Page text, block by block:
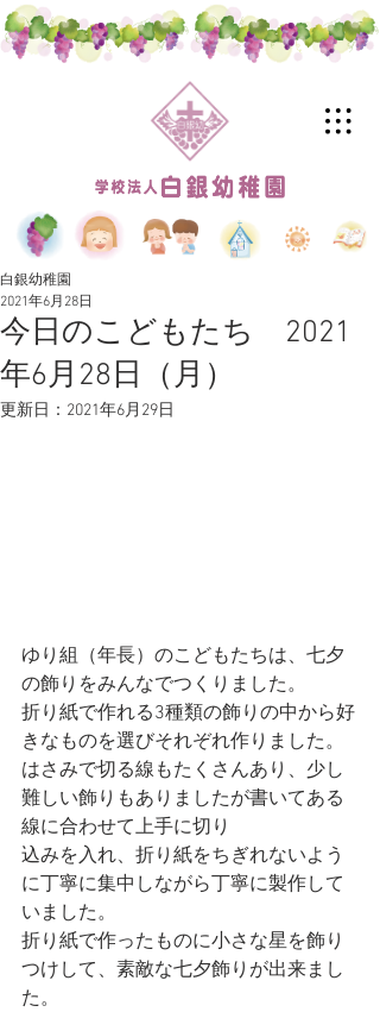
今日のこどもたち 2021
年6月28日（月）
白銀幼稚園
2021年6月28日
更新日： 2021年6月29日
ゆり組（年長）のこどもたちは、七夕
の飾りをみんなでつくりました。
折り紙で作れる3種類の飾りの中から好
きなものを選びそれぞれ作りました。
はさみで切る線もたくさんあり、少し
難しい飾りもありましたが書いてある
線に合わせて上手に切り
込みを入れ、折り紙をちぎれないよう
に丁寧に集中しながら丁寧に製作して
いました。
折り紙で作ったものに小さな星を飾り
つけして、素敵な七夕飾りが出来まし
た。